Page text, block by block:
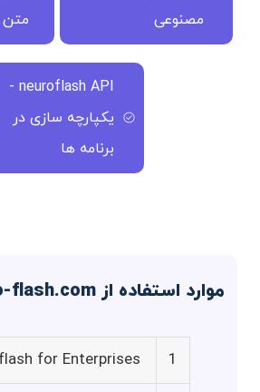
مصنوعی
neuroflash API -
یکپارچه سازی در
برنامه ها
موارد استفاده از neuro-flash.com
1
for Enterprises